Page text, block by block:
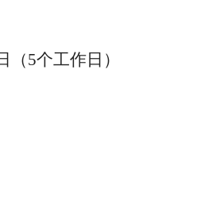
（5个工作日）